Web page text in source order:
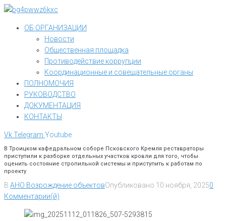
Перейти
контентуОБ ОРГАНИЗАЦИИ
Новости
Общественная площадка
Противодействие коррупции
Координационные и совещательные органы
ПОЛНОМОЧИЯ
РУКОВОДСТВО
ДОКУМЕНТАЦИЯ
КОНТАКТЫ
VkTelegram Youtube
В Троицком кафедральном соборе Псковского Кремля реставраторы
приступили к разборке отдельных участков кровли для того, чтобы
оценить состояние стропильной системы и приступить к работам по
проекту
В АНО Возрождение объектовОпубликовано 10 ноября, 20250
Комментарии(й)